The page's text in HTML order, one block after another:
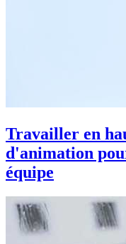
Travailler en
d'animation
équipe